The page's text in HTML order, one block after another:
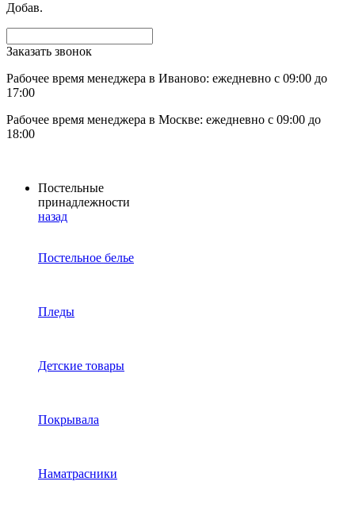
Добав.
Заказать звонок
Рабочее время менеджера в Иваново: ежедневно с 09:00 до
17:00
Рабочее время менеджера в Москве: ежедневно с 09:00 до
18:00
Постельные
принадлежности
назад
Постельное белье
Пледы
Детские товары
Покрывала
Наматрасники